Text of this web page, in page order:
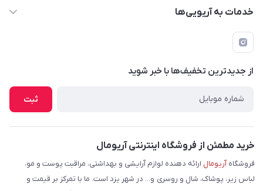
حساب کاربری
فرم مرجوعی کالا
لیست محصولات
فروش عمده
وبلاگ
خدمات به آریویی‌ها
قوانین و مقررات
پرسش های متداول
شرایط و نحوه بازگرداندن کالا
نحوه ثبت و ارسال سفارش
راهنما
از جدید‌ترین تخفیف‌ها با‌ خبر شوید
ثبت
خرید مطمئن از فروشگاه اینترنتی آریومال
فروشگاهآریومال ارائه دهنده لوازم آرایشی و بهداشتی، مراقبت پوست و مو،
لباس زیر، پوشاک، شال و روسری و... در شهر یزد است. ما با تمرکز بر قیمت و